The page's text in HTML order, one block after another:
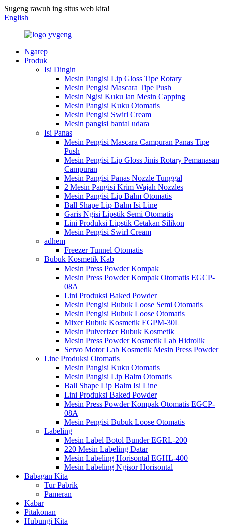
Sugeng rawuh ing situs web kita!
English
Ngarep
Produk
Isi Dingin
Mesin Pangisi Lip Gloss Tipe Rotary
Mesin Pengisi Mascara Tipe Push
Mesin Ngisi Kuku lan Mesin Capping
Mesin Pangisi Kuku Otomatis
Mesin Pengisi Swirl Cream
Mesin pangisi bantal udara
Isi Panas
Mesin Pengisi Mascara Campuran Panas Tipe
Push
Mesin Pengisi Lip Gloss Jinis Rotary Pemanasan
Campuran
Mesin Pangisi Panas Nozzle Tunggal
2 Mesin Pangisi Krim Wajah Nozzles
Mesin Pangisi Lip Balm Otomatis
Ball Shape Lip Balm Isi Line
Garis Ngisi Lipstik Semi Otomatis
Lini Produksi Lipstik Cetakan Silikon
Mesin Pengisi Swirl Cream
adhem
Freezer Tunnel Otomatis
Bubuk Kosmetik Kab
Mesin Press Powder Kompak
Mesin Press Powder Kompak Otomatis EGCP-
08A
Lini Produksi Baked Powder
Mesin Pengisi Bubuk Loose Semi Otomatis
Mesin Pengisi Bubuk Loose Otomatis
Mixer Bubuk Kosmetik EGPM-30L
Mesin Pulverizer Bubuk Kosmetik
Mesin Press Powder Kosmetik Lab Hidrolik
Servo Motor Lab Kosmetik Mesin Press Powder
Line Produksi Otomatis
Mesin Pangisi Kuku Otomatis
Mesin Pangisi Lip Balm Otomatis
Ball Shape Lip Balm Isi Line
Lini Produksi Baked Powder
Mesin Press Powder Kompak Otomatis EGCP-
08A
Mesin Pengisi Bubuk Loose Otomatis
Labeling
Mesin Label Botol Bunder EGRL-200
220 Mesin Labeling Datar
Mesin Labeling Horisontal EGHL-400
Mesin Labeling Ngisor Horisontal
Babagan Kita
Tur Pabrik
Pameran
Kabar
Pitakonan
Hubungi Kita